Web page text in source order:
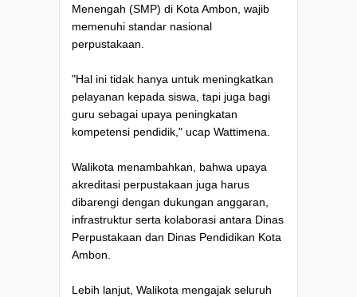
Menengah (SMP) di Kota Ambon, wajib
memenuhi standar nasional
perpustakaan.
"Hal ini tidak hanya untuk meningkatkan
pelayanan kepada siswa, tapi juga bagi
guru sebagai upaya peningkatan
kompetensi pendidik," ucap Wattimena.
Walikota menambahkan, bahwa upaya
akreditasi perpustakaan juga harus
dibarengi dengan dukungan anggaran,
infrastruktur serta kolaborasi antara Dinas
Perpustakaan dan Dinas Pendidikan Kota
Ambon.
Lebih lanjut, Walikota mengajak seluruh